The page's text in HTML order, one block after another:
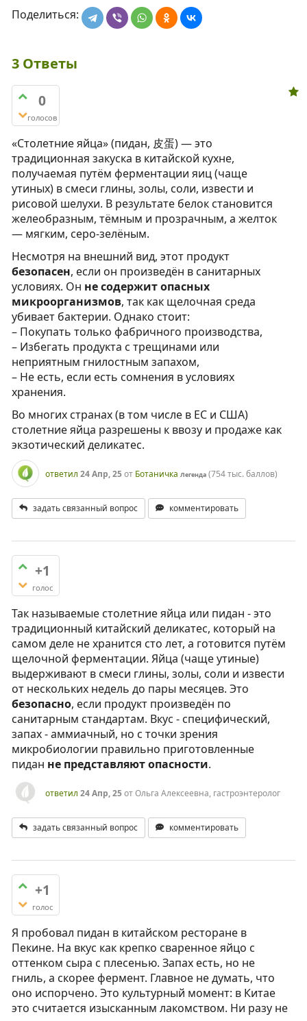
Поделиться:
3 Ответы
0
голосов
«Столетние яйца» (пидан, 皮蛋) — это
традиционная закуска в китайской кухне,
получаемая путём ферментации яиц (чаще
утиных) в смеси глины, золы, соли, извести и
рисовой шелухи. В результате белок становится
желеобразным, тёмным и прозрачным, а желток
— мягким, серо-зелёным.
Несмотря на внешний вид, этот продукт
безопасен, если он произведён в санитарных
условиях. Он не содержит опасных
микроорганизмов, так как щелочная среда
убивает бактерии. Однако стоит:
– Покупать только фабричного производства,
– Избегать продукта с трещинами или
неприятным гнилостным запахом,
– Не есть, если есть сомнения в условиях
хранения.
Во многих странах (в том числе в ЕС и США)
столетние яйца разрешены к ввозу и продаже как
экзотический деликатес.
ответил 24 Апр, 25от Ботаничка Легенда (754 тыс.баллов)
задать связанный вопрос комментировать
+1
голос
Так называемые столетние яйца или пидан - это
традиционный китайский деликатес, который на
самом деле не хранится сто лет, а готовится путём
щелочной ферментации. Яйца (чаще утиные)
выдерживают в смеси глины, золы, соли и извести
от нескольких недель до пары месяцев. Это
безопасно, если продукт произведён по
санитарным стандартам. Вкус - специфический,
запах - аммиачный, но с точки зрения
микробиологии правильно приготовленные
пидан не представляют опасности.
ответил 24 Апр, 25отОльга Алексеевна, гастроэнтеролог
задать связанный вопрос комментировать
+1
голос
Я пробовал пидан в китайском ресторане в
Пекине. На вкус как крепко сваренное яйцо с
оттенком сыра с плесенью. Запах есть, но не
гниль, а скорее фермент. Главное не думать, что
оно испорчено. Это культурный момент: в Китае
это считается изысканным лакомством. Ни разу не